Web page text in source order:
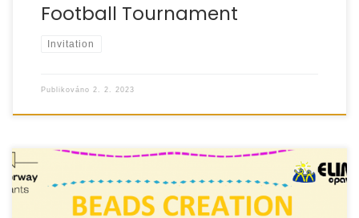
Football Tournament
Invitation
Publikováno 2. 2. 2023